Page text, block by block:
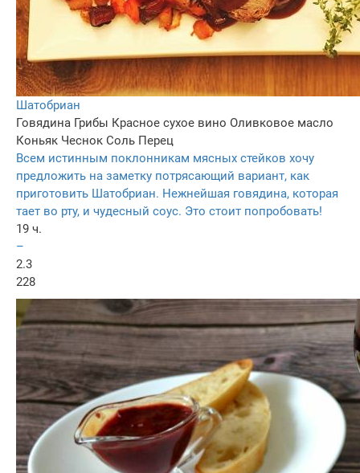
Шатобриан
Говядина Грибы Красное сухое вино Оливковое масло
Коньяк Чеснок Соль Перец
Всем истинным поклонникам мясных стейков хочу
предложить на заметку потрясающий вариант, как
приготовить Шатобриан. Нежнейшая говядина, которая
тает во рту, и чудесный соус. Это стоит попробовать!
19 ч.
–
2.3
228